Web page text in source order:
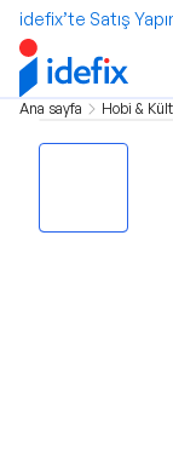
idefix’te Satış
Ana sayfa Hobi &